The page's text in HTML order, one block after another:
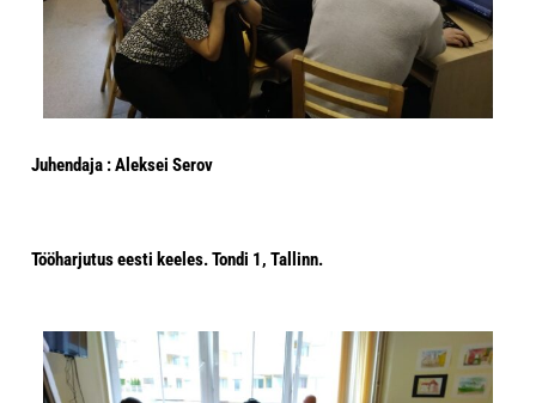
Juhendaja : Aleksei Serov
Tööharjutus eesti keeles. Tondi 1, Tallinn.